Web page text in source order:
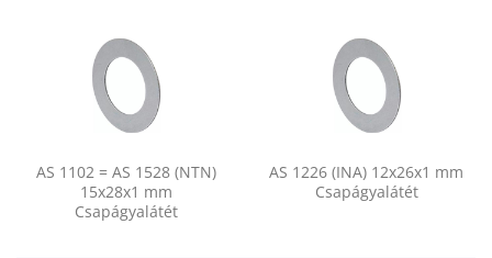
AS 1102 = AS 1528 (NTN)
15x28x1 mm
Csapágyalátét
AS 1226 (INA) 12x26x1 mm
Csapágyalátét